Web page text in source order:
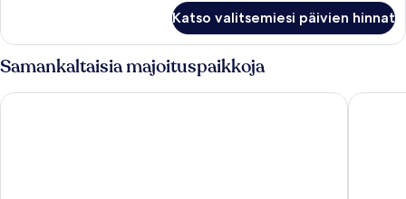
yhden
hengen
sänky
Katso valitsemiesi päivien hinnat
Samankaltaisia majoituspaikkoja
Leonardo Hotel Hamburg Altona NH